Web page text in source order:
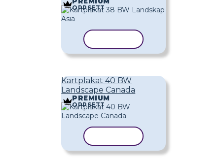
OPPSETT
Kartplakat 40 BW
Landscape Canada
PREMIUM
OPPSETT